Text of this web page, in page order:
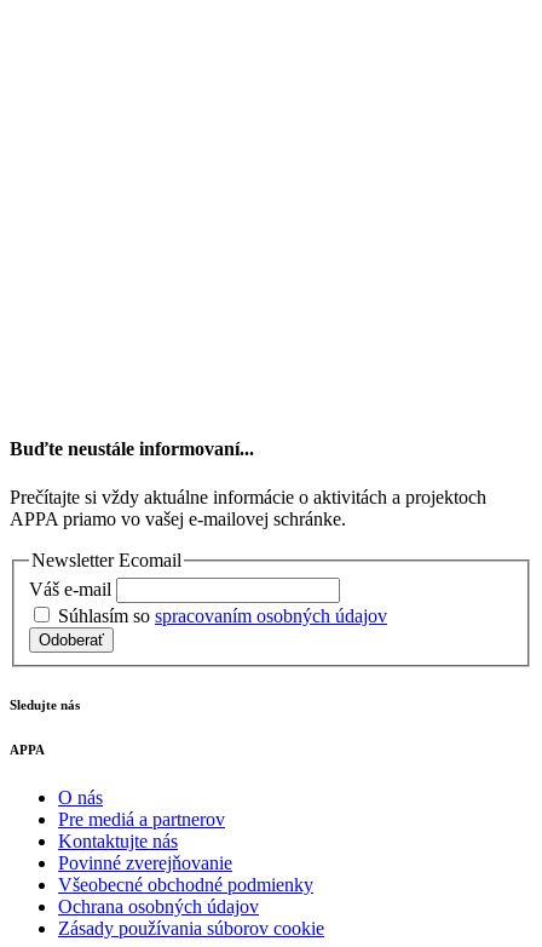
Buďte neustále informovaní...
Prečítajte si vždy aktuálne informácie o aktivitách a projektoch
APPA priamo vo vašej e-mailovej schránke.
Newsletter Ecomail
Váš e-mail
Súhlasím so spracovaním osobných údajov
Odoberať
Sledujte nás
APPA
O nás
Pre mediá a partnerov
Kontaktujte nás
Povinné zverejňovanie
Všeobecné obchodné podmienky
Ochrana osobných údajov
Zásady používania súborov cookie